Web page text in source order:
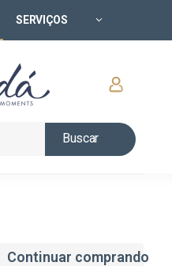
SERVIÇOS
Buscar
Continuar comprando